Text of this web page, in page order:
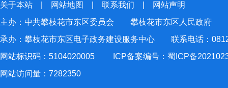
关于本站 网站地图 联系我们
网站声明
主办：中共攀枝花市东区委员会 攀枝花市东区人民政府
承办：攀枝花市东区电子政务建设服务中心 联系电话：
网站标识码：5104020005
ICP备案编号：蜀ICP备
网站访问量： 7282350